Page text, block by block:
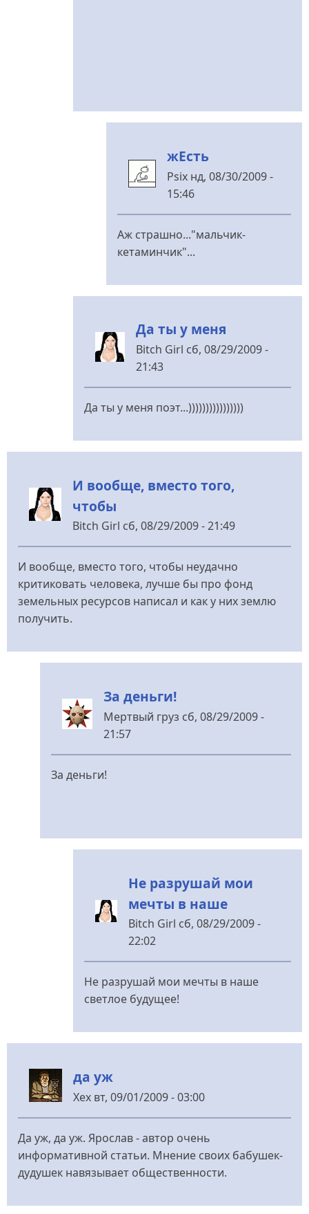
жЕсть
Psixнд, 08/30/2009 -
15:46
У
відповідь
указана)
Logos
Аж страшно..."мальчик-
кетаминчик"...
Да ты у меня
Bitch Girl сб, 08/29/2009 -
21:43
У
ещааааааааааааааааааааа
від
груз
Да ты у меня поэт...))))))))))))))))
И вообще, вместо того,
чтобы
Bitch Girl сб, 08/29/2009 - 21:49
И вообще, вместо того, чтобы неудачно
критиковать человека, лучше бы про фонд
земельных ресурсов написал и как у них землю
получить.
За деньги!
Мертвый груз сб, 08/29/2009 -
21:57
У
відповідь
вместо
того,
Bitch
Girl
За деньги!
Не разрушай мои
мечты в наше
Bitch Girl сб, 08/29/2009 -
22:02
У
відповідь
до
За
груз
Не разрушай мои мечты в наше
светлое будущее!
да уж
Хех вт, 09/01/2009 - 03:00
Да уж, да уж. Ярослав - автор очень
информативной статьи. Мнение своих бабушек-
дудушек навязывает общественности.